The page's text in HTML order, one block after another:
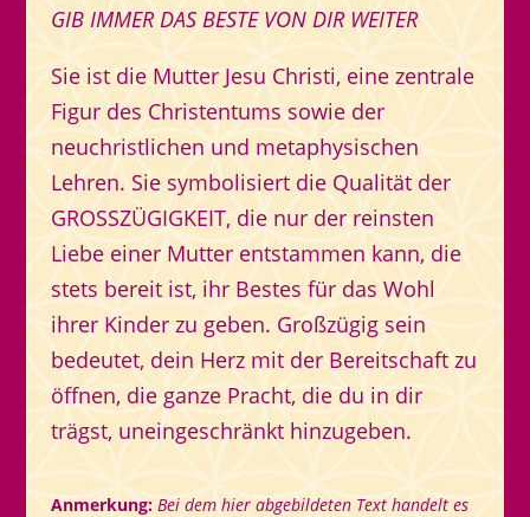
GIB IMMER DAS BESTE VON DIR WEITER
Sie ist die Mutter Jesu Christi, eine zentrale
Figur des Christentums sowie der
neuchristlichen und metaphysischen
Lehren. Sie symbolisiert die Qualität der
GROSSZÜGIGKEIT, die nur der reinsten
Liebe einer Mutter entstammen kann, die
stets bereit ist, ihr Bestes für das Wohl
ihrer Kinder zu geben. Großzügig sein
bedeutet, dein Herz mit der Bereitschaft zu
öffnen, die ganze Pracht, die du in dir
trägst, uneingeschränkt hinzugeben.
Anmerkung: Bei dem hier abgebildeten Text handelt es